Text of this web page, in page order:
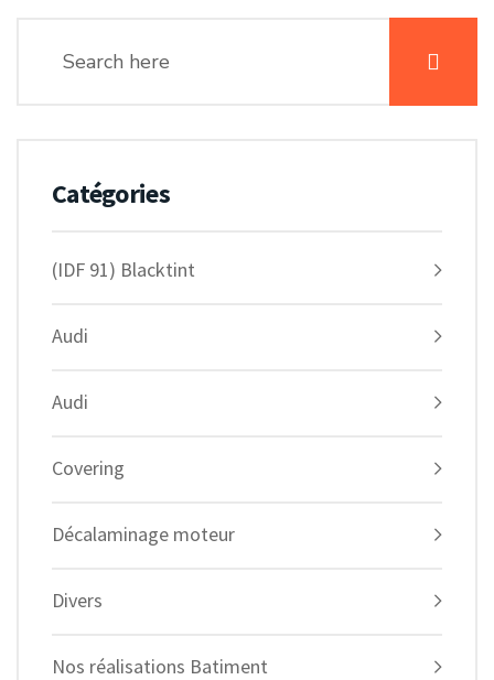
Catégories
(IDF 91) Blacktint
Audi
Audi
Covering
Décalaminage moteur
Divers
Nos réalisations Batiment